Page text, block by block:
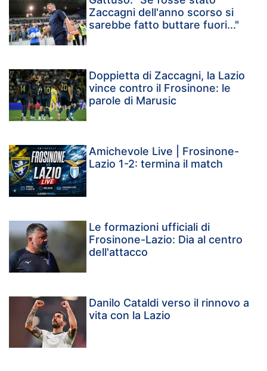
Zaccagni dell'anno scorso si
sarebbe fatto buttare fuori..."
Doppietta di Zaccagni, la Lazio
vince contro il Frosinone: le
parole di Marusic
Amichevole Live | Frosinone-
Lazio 1-2: termina il match
Le formazioni ufficiali di
Frosinone-Lazio: Dia al centro
dell'attacco
Danilo Cataldi verso il rinnovo a
vita con la Lazio